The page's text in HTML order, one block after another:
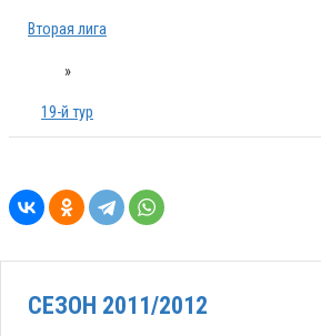
Вторая лига
»
19-й тур
СЕЗОН 2011/2012